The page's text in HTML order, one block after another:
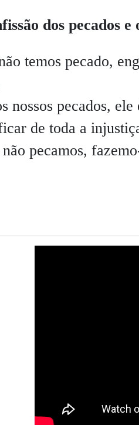
dos pecados
temos pecado,
nossos pecados,
de toda a
pecamos,